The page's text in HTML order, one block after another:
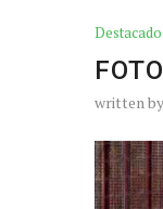
Destacado
written by